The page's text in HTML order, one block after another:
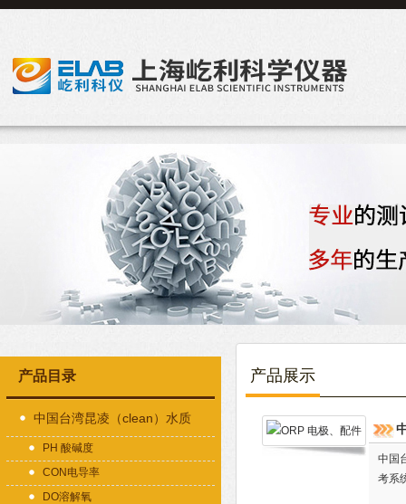
产品目录
中国台湾昆凌（clean）水质
检测仪器
PH 酸碱度
CON电导率
DO溶解氧
产品展示
中国
考系